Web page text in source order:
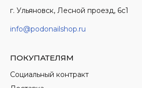
г. Ульяновск, Лесной проезд, 6с1
info@podonailshop.ru
ПОКУПАТЕЛЯМ
Социальный контракт